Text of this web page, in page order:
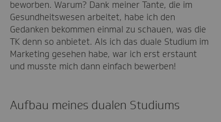
beworben. Warum? Dank meiner Tante, die im
Gesundheitswesen arbeitet, habe ich den
Gedanken bekommen einmal zu schauen, was die
TK denn so anbietet. Als ich das duale Studium im
Marketing gesehen habe, war ich erst erstaunt
und musste mich dann einfach bewerben!
Aufbau meines dualen Studiums